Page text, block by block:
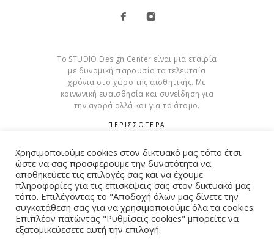
Το STUDIO Design Center είναι μια εταιρία
με δυναμική παρουσία τα τελευταία
χρόνια στο χώρο της αισθητικής. Με
κοινωνική ευαισθησία και συνείδηση για
την αγορά αλλά και για το άτομο.
ΠΕΡΙΣΣΟΤΕΡΑ
Cookies
© Copyright 2015 – 2026 . All Rights Reserved. Developed By
iWorx
Χρησιμοποιούμε cookies στον δικτυακό μας τόπο έτσι
ώστε να σας προσφέρουμε την δυνατότητα να
αποθηκεύετε τις επιλογές σας και να έχουμε
πληροφορίες για τις επισκέψεις σας στον δικτυακό μας
τόπο. Επιλέγοντας το "Αποδοχή όλων μας δίνετε την
συγκατάθεση σας για να χρησιμοποιούμε όλα τα cookies.
Επιπλέον πατώντας "Ρυθμίσεις cookies" μπορείτε να
εξατομικεύεσετε αυτή την επιλογή.